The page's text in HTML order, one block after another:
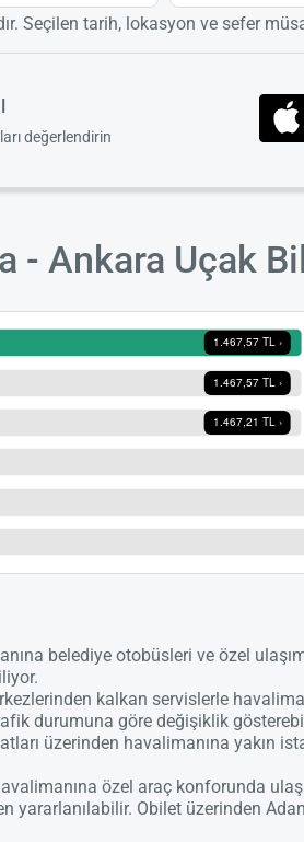
Seçilen tarih, lokasyon ve sefer
değerlendirin
- Ankara Uçak
belediye otobüsleri ve özel
kalkan servislerle
durumuna göre değişiklik
üzerinden havalimanına yakın
özel araç konforunda
yararlanılabilir. Obilet üzerinden